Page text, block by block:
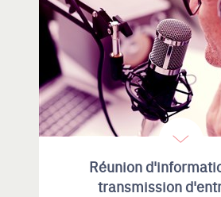
Réunion
transmission